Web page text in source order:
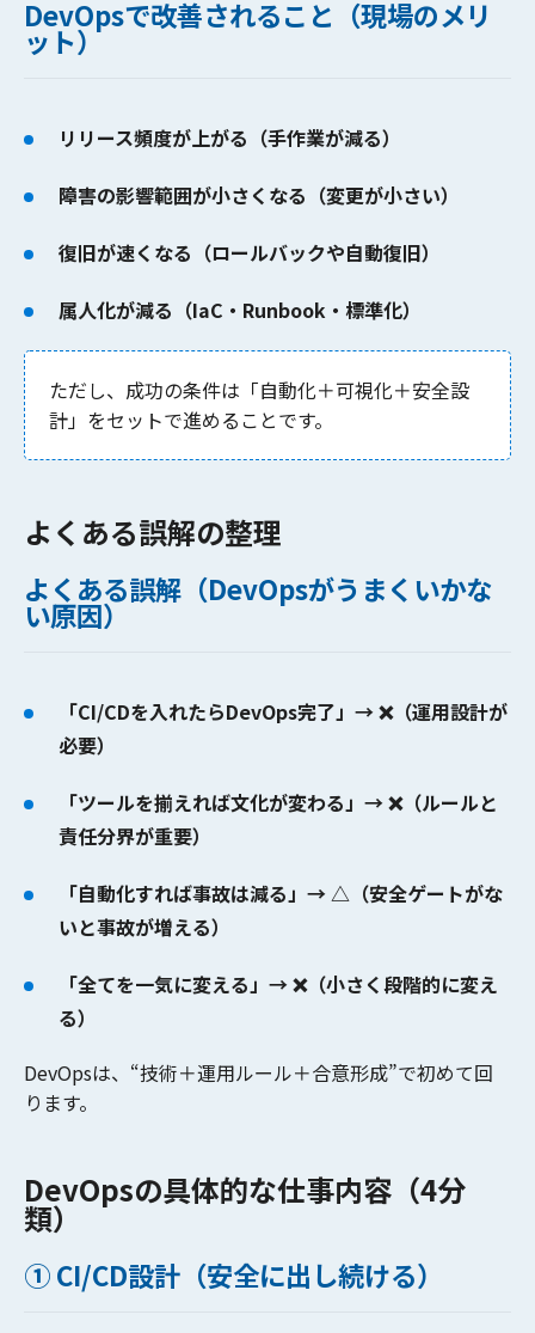
DevOpsで改善されること（現場のメリ
ット）
リリース頻度が上がる（手作業が減る）
障害の影響範囲が小さくなる（変更が小さい）
復旧が速くなる（ロールバックや自動復旧）
属人化が減る（IaC・Runbook・標準化）
ただし、成功の条件は 「自動化＋可視化＋安全設
計」 をセットで進めることです。
よくある誤解の整理
よくある誤解（DevOpsがうまくいかな
い原因）
「CI/CDを入れたらDevOps完了」→ ❌（運用設計が
必要）
「ツールを揃えれば文化が変わる」→ ❌（ルールと
責任分界が重要）
「自動化すれば事故は減る」→ △（安全ゲートがな
いと事故が増える）
「全てを一気に変える」→ ❌（小さく段階的に変え
る）
DevOpsは、 “技術＋運用ルール＋合意形成”で初めて回
ります。
DevOpsの具体的な仕事内容（4分
類）
① CI/CD設計（安全に出し続ける）